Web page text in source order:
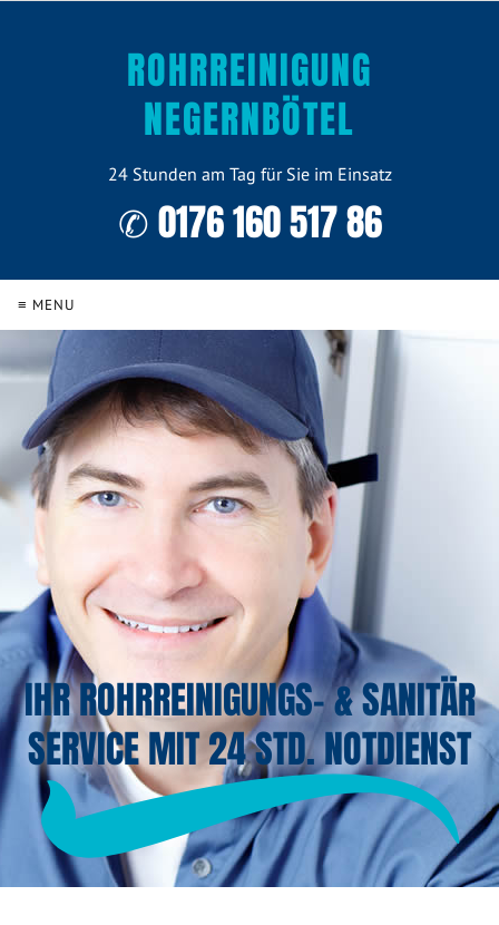
ROHRREINIGUNG
NEGERNBÖTEL
24 Stunden am Tag für Sie im Einsatz
✆ 0176 160 517 86
≡ MENU
IHR ROHRREINIGUNGS- & SANITÄR
SERVICE MIT 24 STD. NOTDIENST